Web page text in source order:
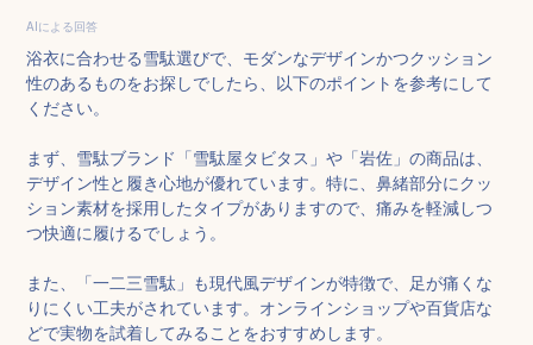
AIによる回答
浴衣に合わせる雪駄選びで、モダンなデザインかつクッション
性のあるものをお探しでしたら、以下のポイントを参考にして
ください。
まず、雪駄ブランド「雪駄屋タビタス」や「岩佐」の商品は、
デザイン性と履き心地が優れています。特に、鼻緒部分にクッ
ション素材を採用したタイプがありますので、痛みを軽減しつ
つ快適に履けるでしょう。
また、「一二三雪駄」も現代風デザインが特徴で、足が痛くな
りにくい工夫がされています。オンラインショップや百貨店な
どで実物を試着してみることをおすすめします。